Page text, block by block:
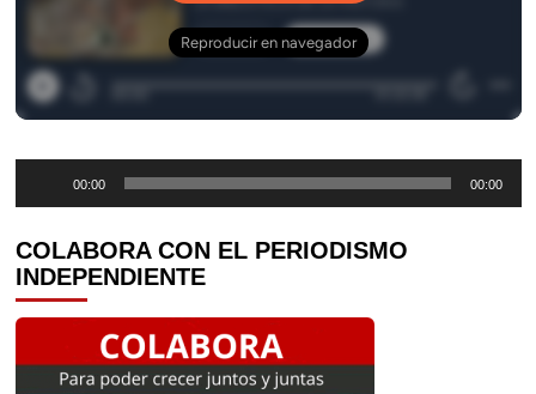
Reproductor
de
audio
00:00 00:00
COLABORA CON EL PERIODISMO
INDEPENDIENTE